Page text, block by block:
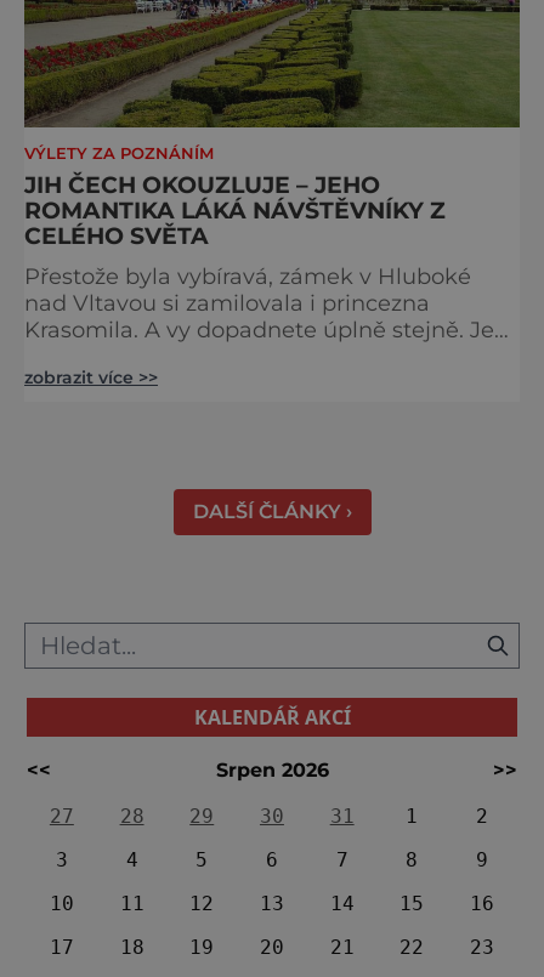
VÝLETY ZA POZNÁNÍM
JIH ČECH OKOUZLUJE – JEHO
ROMANTIKA LÁKÁ NÁVŠTĚVNÍKY Z
CELÉHO SVĚTA
Přestože byla vybíravá, zámek v Hluboké
nad Vltavou si zamilovala i princezna
Krasomila. A vy dopadnete úplně stejně. Je
jako nazdobený bílý dort na svatební tabuli.
zobrazit více >>
DALŠÍ ČLÁNKY ›
KALENDÁŘ AKCÍ
<< Srpen 2026
>>
27
28 29 30 31 1
2
3
4 5 6 7 8
9
10
11 12 13 14 15
16
17
18 19 20 21 22
23